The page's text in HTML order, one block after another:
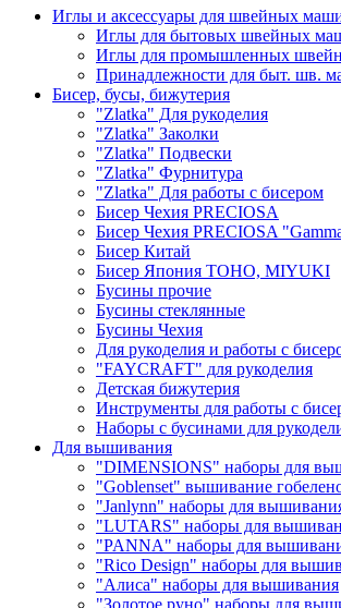
Иглы и аксессуары для швейных
Иглы для бытовых швейных
Иглы для промышленных
Принадлежности для быт. шв.
Бисер, бусы, бижутерия
"Zlatka" Для рукоделия
"Zlatka" Заколки
"Zlatka" Подвески
"Zlatka" Фурнитура
"Zlatka" Для работы с бисером
Бисер Чехия PRECIOSA
Бисер Чехия PRECIOSA
Бисер Китай
Бисер Япония TOHO, MIYUKI
Бусины прочие
Бусины стеклянные
Бусины Чехия
Для рукоделия и работы с
"FAYCRAFT" для рукоделия
Детская бижутерия
Инструменты для работы с
Наборы с бусинами для
Для вышивания
"DIMENSIONS" наборы для
"Goblenset" вышивание
"Janlynn" наборы для
"LUTARS" наборы для
"PANNA" наборы для
"Rico Design" наборы для
"Алиса" наборы для вышивания
"Золотое руно" наборы для